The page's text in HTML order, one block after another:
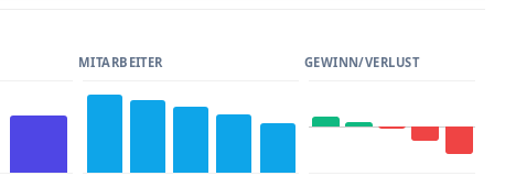
MITARBEITER GEWINN/VERLUST